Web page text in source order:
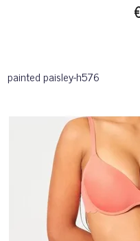
painted paisley-h576